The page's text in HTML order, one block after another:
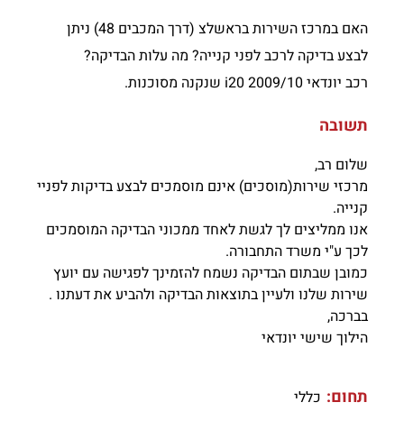
האם במרכז השירות בראשלצ (דרך המכבים 48) ניתן
לבצע בדיקה לרכב לפני קנייה? מה עלות הבדיקה?
רכב יונדאי i20 2009/10 שנקנה מסוכנות.
תשובה
שלום רב,
מרכזי שירות(מוסכים) אינם מוסמכים לבצע בדיקות לפניי
קנייה.
אנו ממליצים לך לגשת לאחד ממכוני הבדיקה המוסמכים
לכך ע"י משרד התחבורה.
כמובן שבתום הבדיקה נשמח להזמינך לפגישה עם יועץ
שירות שלנו ולעיין בתוצאות הבדיקה ולהביע את דעתנו .
בברכה,
הילוך שישי יונדאי
תחום: כללי